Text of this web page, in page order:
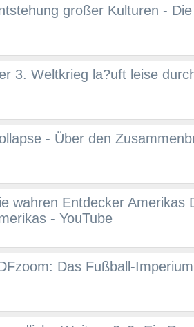
großer Kulturen -
3. Weltkrieg la?uft leise
- Über den
wahren Entdecker Amerikas
- YouTube
Das Fußball-